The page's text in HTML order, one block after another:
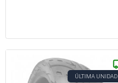
ÚLTIMA UNIDAD